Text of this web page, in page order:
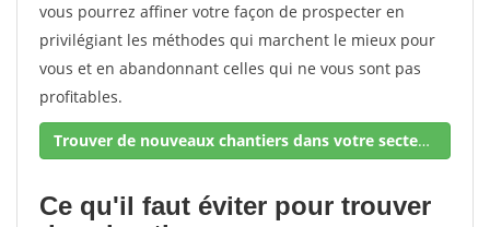
vous pourrez affiner votre façon de prospecter en
privilégiant les méthodes qui marchent le mieux pour
vous et en abandonnant celles qui ne vous sont pas
profitables.
Trouver de nouveaux chantiers dans votre secteur !
Ce qu'il faut éviter pour trouver